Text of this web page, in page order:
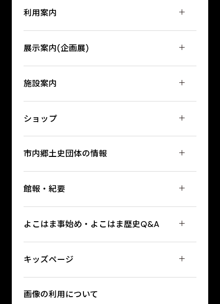
利用案内
展示案内(企画展)
施設案内
ショップ
市内郷土史団体の情報
館報・紀要
よこはま事始め・よこはま歴史Q&A
キッズページ
画像の利用について